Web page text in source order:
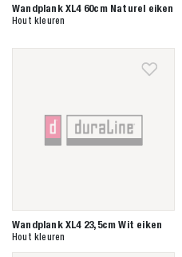
Wandplank XL4 60cm Naturel eiken
Hout kleuren
Wandplank XL4 23,5cm Wit eiken
Hout kleuren